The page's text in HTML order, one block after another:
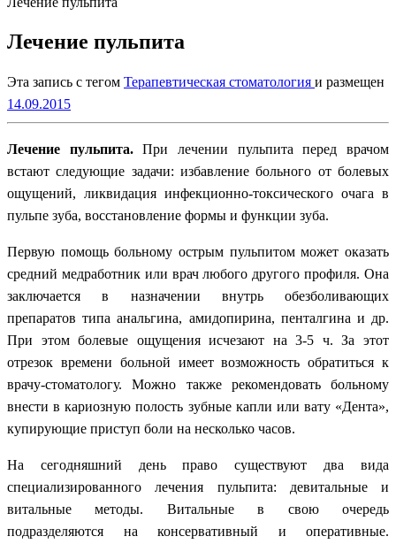
Лечение пульпита
Эта запись с тегом Терапевтическая стоматология и размещен
14.09.2015
Лечение пульпита.При лечении пульпита перед врачом
встают следующие задачи: избавление больного от болевых
ощущений, ликвидация инфекционно-токсического очага в
пульпе зуба, восстановление формы и функции зуба.
Первую помощь больному острым пульпитом может оказать
средний медработник или врач любого другого профиля. Она
заключается в назначении внутрь обезболивающих
препаратов типа анальгина, амидопирина, пенталгина и др.
При этом болевые ощущения исчезают на 3-5 ч. За этот
отрезок времени больной имеет возможность обратиться к
врачу-стоматологу. Можно также рекомендовать больному
внести в кариозную полость зубные капли или вату «Дента»,
купирующие приступ боли на несколько часов.
На сегодняшний день право существуют два вида
специализированного лечения пульпита: девитальные и
витальные методы. Витальные в свою очередь
подразделяются на консервативный и оперативные.